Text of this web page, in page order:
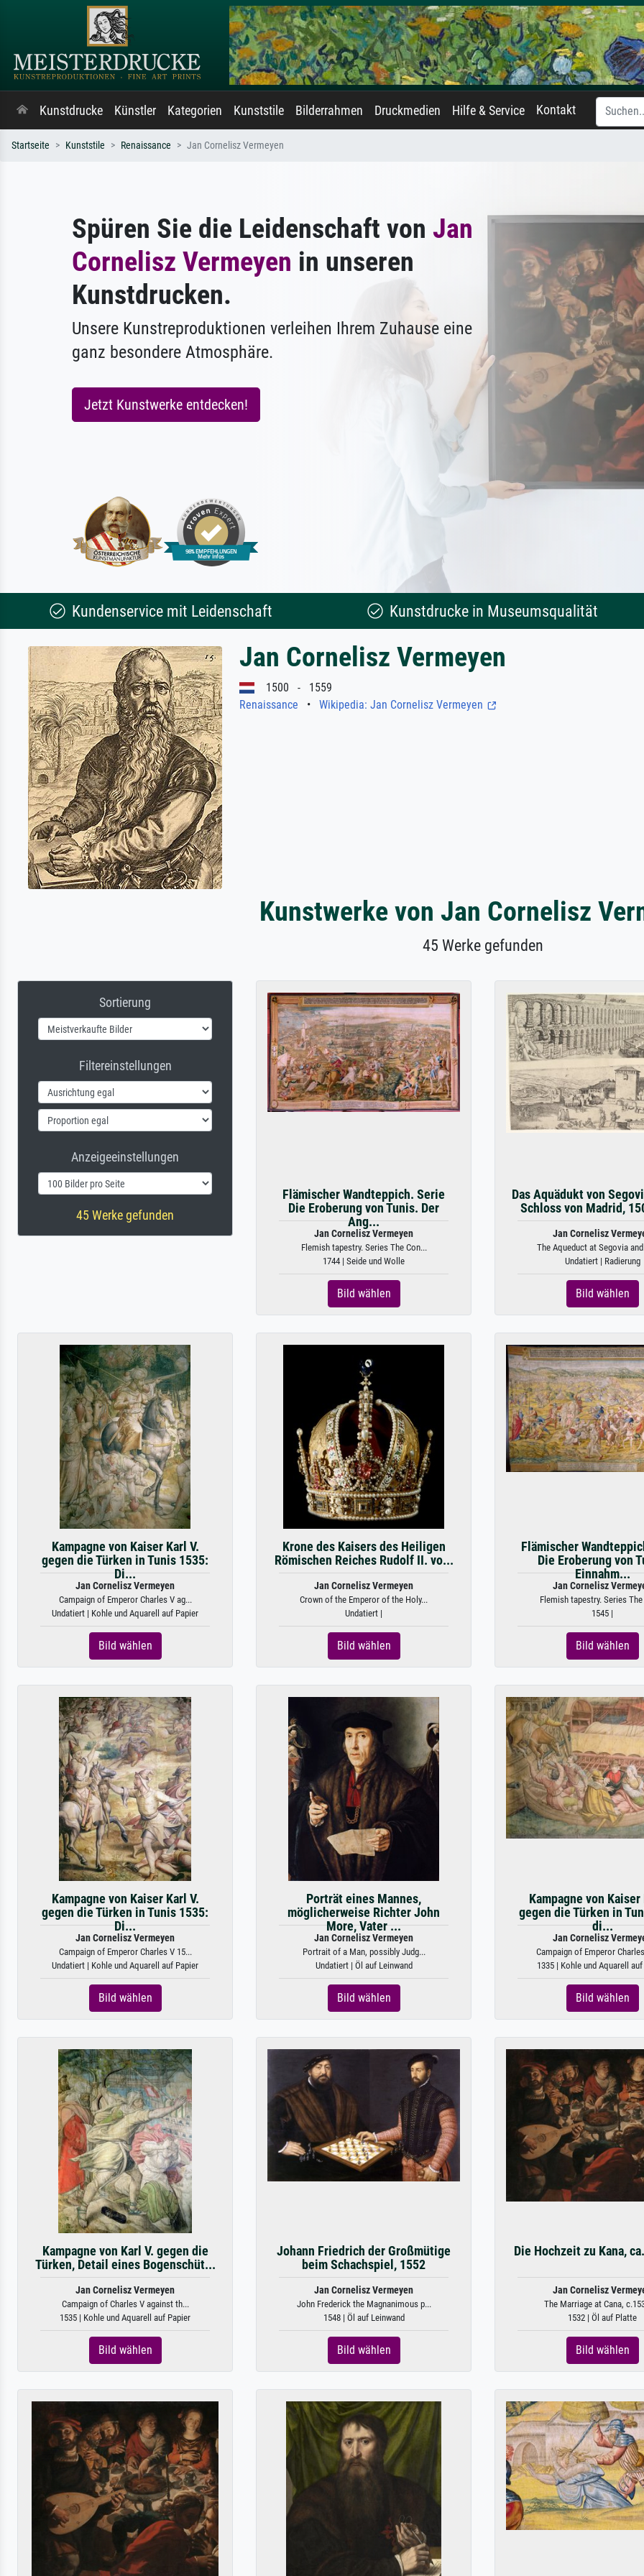
Kunstdrucke Künstler Kategorien Kunststile Bilderrahmen Druckmedien Hilfe & Service Kontakt
Startseite Kunststile Renaissance Jan Cornelisz Vermeyen
Spüren Sie die Leidenschaft von Jan
Cornelisz Vermeyen in unseren
Kunstdrucken.
Unsere Kunstreproduktionen verleihen Ihrem Zuhause eine
ganz besondere Atmosphäre.
Jetzt Kunstwerke entdecken!
Kundenservice mit Leidenschaft Kunstdrucke in Museumsqualität
Jan Cornelisz Vermeyen
1500 - 1559
Renaissance • Wikipedia: Jan Cornelisz Vermeyen
Kunstwerke von Jan Cornelisz
45 Werke gefunden
Sortierung
Filtereinstellungen
Anzeigeeinstellungen
45 Werke gefunden
Flämischer Wandteppich. Serie
Die Eroberung von Tunis. Der
Ang...
Jan Cornelisz Vermeyen
Flemish tapestry. Series The Con...
1744 | Seide und Wolle
Bild wählen
Das Aquädukt von
Schloss von Madrid,
Jan Cornelisz
The Aqueduct at Segovia
Undatiert | Radierung
Bild wählen
Kampagne von Kaiser Karl V.
gegen die Türken in Tunis 1535:
Di...
Jan Cornelisz Vermeyen
Campaign of Emperor Charles V ag...
Undatiert | Kohle und Aquarell auf Papier
Bild wählen
Krone des Kaisers des Heiligen
Römischen Reiches Rudolf II. vo...
Jan Cornelisz Vermeyen
Crown of the Emperor of the Holy...
Undatiert |
Bild wählen
Flämischer
Die Eroberung von
Einnahm...
Jan Cornelisz
Flemish tapestry. Series
1545 |
Bild wählen
Kampagne von Kaiser Karl V.
gegen die Türken in Tunis 1535:
Di...
Jan Cornelisz Vermeyen
Campaign of Emperor Charles V 15...
Undatiert | Kohle und Aquarell auf Papier
Bild wählen
Porträt eines Mannes,
möglicherweise Richter John
More, Vater ...
Jan Cornelisz Vermeyen
Portrait of a Man, possibly Judg...
Undatiert | Öl auf Leinwand
Bild wählen
Kampagne von Kaiser
gegen die Türken in
di...
Jan Cornelisz
Campaign of Emperor
1335 | Kohle und Aquarell
Bild wählen
Kampagne von Karl V. gegen die
Türken, Detail eines Bogenschüt...
Jan Cornelisz Vermeyen
Campaign of Charles V against th...
1535 | Kohle und Aquarell auf Papier
Bild wählen
Johann Friedrich der Großmütige
beim Schachspiel, 1552
Jan Cornelisz Vermeyen
John Frederick the Magnanimous p...
1548 | Öl auf Leinwand
Bild wählen
Die Hochzeit zu Kana,
Jan Cornelisz
The Marriage at Cana,
1532 | Öl auf Platte
Bild wählen